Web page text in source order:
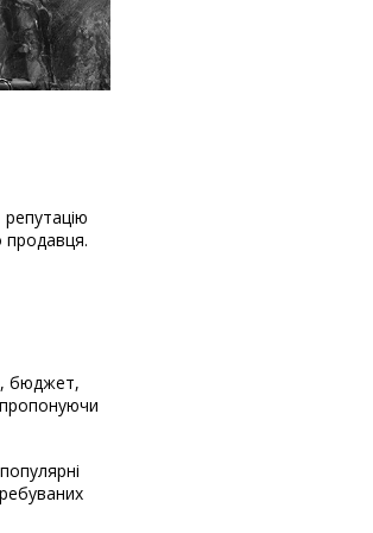
продавця.
бюджет,